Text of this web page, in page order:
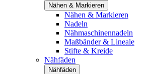
Nähen & Markieren
Nähen & Markieren
Nadeln
Nähmaschinennadeln
Maßbänder & Lineale
Stifte & Kreide
Nähfäden
Nähfäden